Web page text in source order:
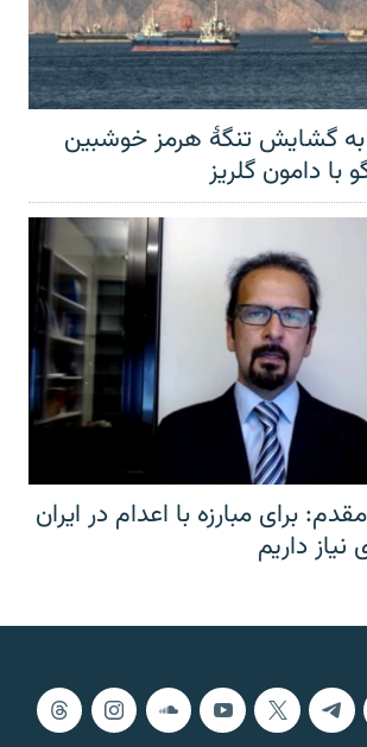
به گشایش تنگهٔ هرمز خوشبین
با دامون گلریز
برای مبارزه با اعدام در ایران
داریم